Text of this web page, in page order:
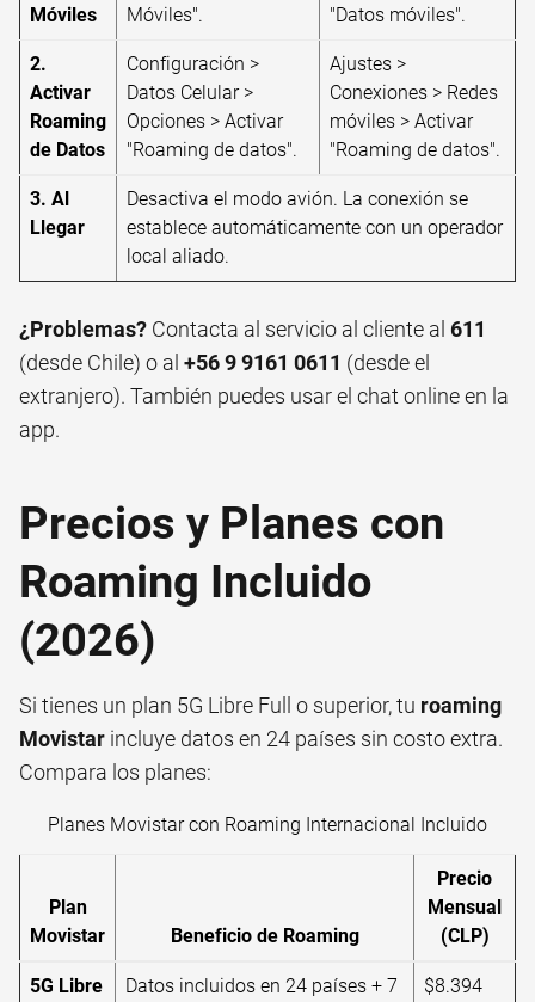
Móviles
Móviles".
"Datos móviles".
2.
Activar
Roaming
de Datos
Configuración >
Datos Celular >
Opciones > Activar
"Roaming de datos".
Ajustes >
Conexiones > Redes
móviles > Activar
"Roaming de datos".
3. Al
Llegar
Desactiva el modo avión. La conexión se
establece automáticamente con un operador
local aliado.
¿Problemas? Contacta al servicio al cliente al 611
(desde Chile) o al +56 9 9161 0611 (desde el
extranjero). También puedes usar el chat online en la
app.
Precios y Planes con
Roaming Incluido
(2026)
Si tienes un plan 5G Libre Full o superior, tu roaming
Movistar incluye datos en 24 países sin costo extra.
Compara los planes:
Planes Movistar con Roaming Internacional Incluido
Plan
Movistar
Beneficio de Roaming
Precio
Mensual
(CLP)
5G Libre
Datos incluidos en 24 países + 7
$8.394